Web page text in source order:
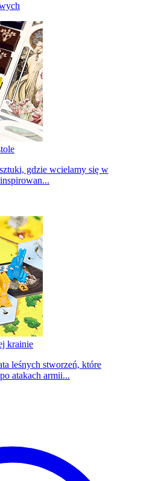
gdzie wcielamy się w
krainie
leśnych stworzeń, które
atakach armii...